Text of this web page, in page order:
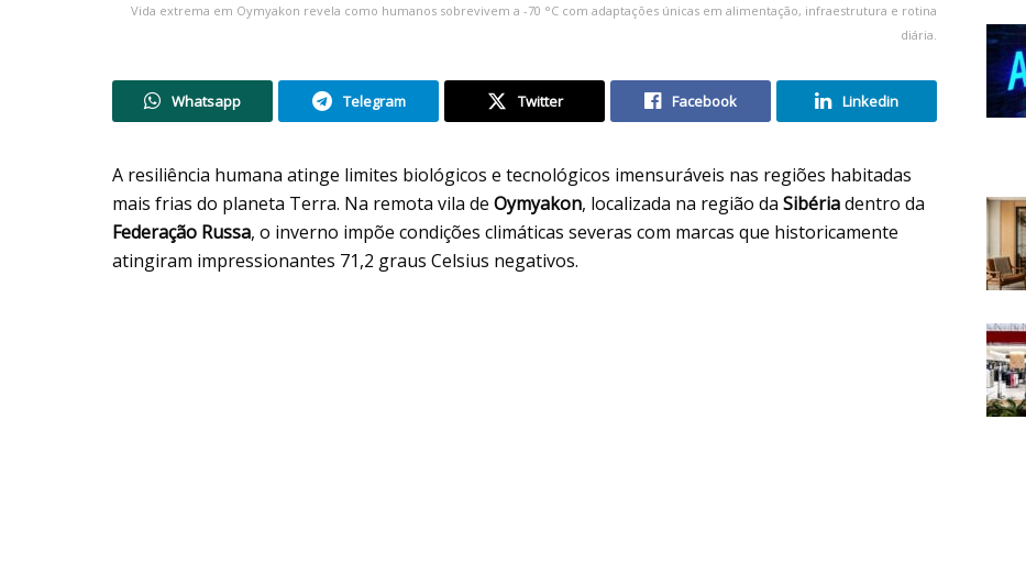
Vida extrema em Oymyakon revela como humanos sobrevivem a -70 °C com adaptações únicas em alimentação, infraestrutura e rotina
diária.
Whatsapp Telegram Twitter Facebook Linkedin
A resiliência humana atinge limites biológicos e tecnológicos imensuráveis nas regiões habitadas
mais frias do planeta Terra. Na remota vila de Oymyakon, localizada na região da Sibériadentro da
Federação Russa, o inverno impõe condições climáticas severas com marcas que historicamente
atingiram impressionantes 71,2 graus Celsius negativos.